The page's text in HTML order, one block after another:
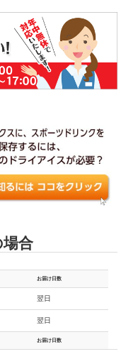
合
お届け日数
翌日
翌日
お届け日数